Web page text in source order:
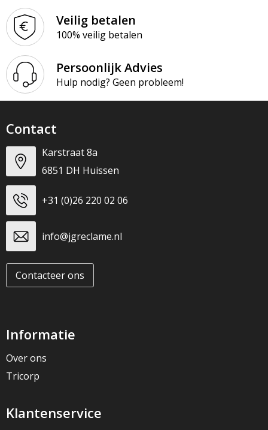
Veilig betalen
100% veilig betalen
Persoonlijk Advies
Hulp nodig? Geen probleem!
Contact
Karstraat 8a
6851 DH Huissen
+31 (0)26 220 02 06
info@jgreclame.nl
Contacteer ons
Informatie
Over ons
Tricorp
Klantenservice